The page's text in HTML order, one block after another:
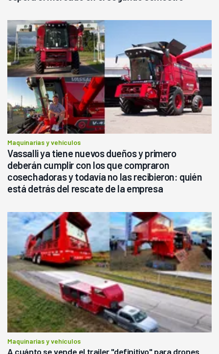
Maquinarias y vehículos
Vassalli ya tiene nuevos dueños y primero
deberán cumplir con los que compraron
cosechadoras y todavía no las recibieron: quién
está detrás del rescate de la empresa
Maquinarias y vehículos
A cuánto se vende el trailer "definitivo" para drones